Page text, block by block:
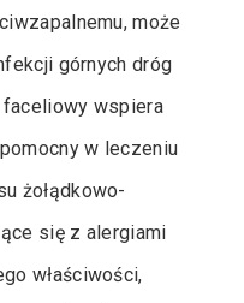
może
górnych dróg
faceliowy wspiera
w leczeniu
żołądkowo-
się z alergiami
właściwości,